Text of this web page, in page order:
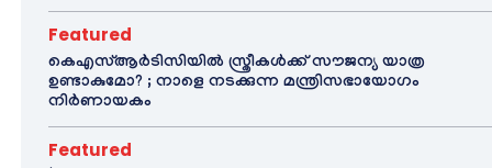
Featured
കെഎസ്ആർടിസിയിൽ സ്ത്രീകൾക്ക് സൗജന്യ യാത്ര
ഉണ്ടാകുമോ? ; നാളെ നടക്കുന്ന മന്ത്രിസഭായോഗം
നിർണായകം
Featured